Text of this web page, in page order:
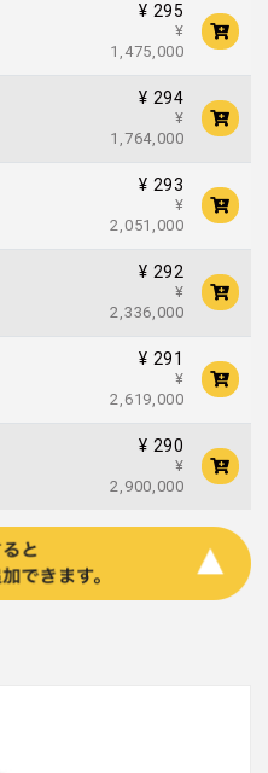
¥ 295
¥
1,475,000
¥ 294
¥
1,764,000
¥ 293
¥
2,051,000
¥ 292
¥
2,336,000
¥ 291
¥
2,619,000
¥ 290
¥
2,900,000